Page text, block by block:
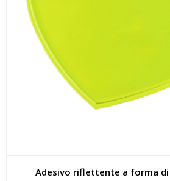
Adesivo riflettente a forma di